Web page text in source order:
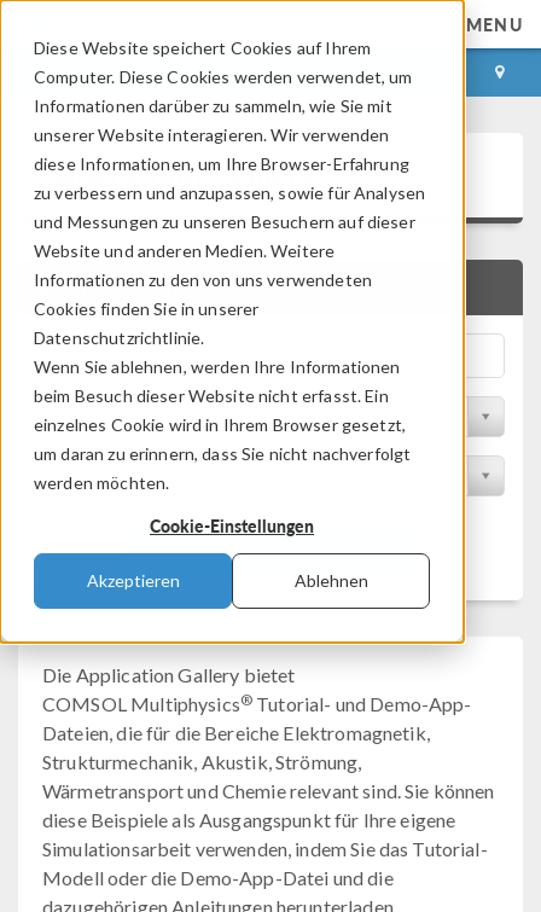
Diese Website speichert Cookies auf Ihrem
Computer. Diese Cookies werden verwendet, um
Informationen darüber zu sammeln, wie Sie mit
unserer Website interagieren. Wir verwenden
diese Informationen, um Ihre Browser-Erfahrung
zu verbessern und anzupassen, sowie für Analysen
und Messungen zu unseren Besuchern auf dieser
Website und anderen Medien. Weitere
Informationen zu den von uns verwendeten
Cookies finden Sie in unserer
Datenschutzrichtlinie.
Wenn Sie ablehnen, werden Ihre Informationen
beim Besuch dieser Website nicht erfasst. Ein
einzelnes Cookie wird in Ihrem Browser gesetzt,
um daran zu erinnern, dass Sie nicht nachverfolgt
werden möchten.
Cookie-Einstellungen
Akzeptieren Ablehnen
MENU
ANMELDEN KONTAKT
Application Gallery
SCHNELLSUCHE
Nach Themenbereich filtern
Nach Produkt filtern
Filtern
Die Application Gallery bietet
COMSOL Multiphysics® Tutorial- und Demo-App-
Dateien, die für die Bereiche Elektromagnetik,
Strukturmechanik, Akustik, Strömung,
Wärmetransport und Chemie relevant sind. Sie können
diese Beispiele als Ausgangspunkt für Ihre eigene
Simulationsarbeit verwenden, indem Sie das Tutorial-
Modell oder die Demo-App-Datei und die
dazugehörigen Anleitungen herunterladen.